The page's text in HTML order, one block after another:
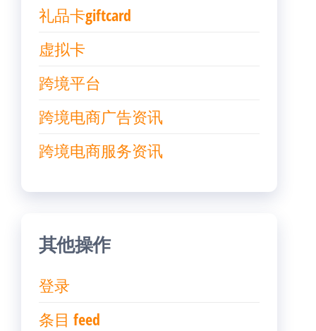
礼品卡giftcard
虚拟卡
跨境平台
跨境电商广告资讯
跨境电商服务资讯
其他操作
登录
条目 feed